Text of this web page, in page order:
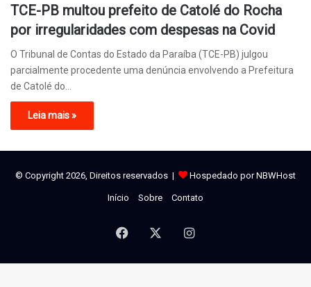
TCE-PB multou prefeito de Catolé do Rocha
por irregularidades com despesas na Covid
O Tribunal de Contas do Estado da Paraíba (TCE-PB) julgou
parcialmente procedente uma denúncia envolvendo a Prefeitura
de Catolé do…
Leia mais »
© Copyright 2026, Direitos reservados | Hospedado por NBWHost
Início Sobre Contato
Facebook Instagram